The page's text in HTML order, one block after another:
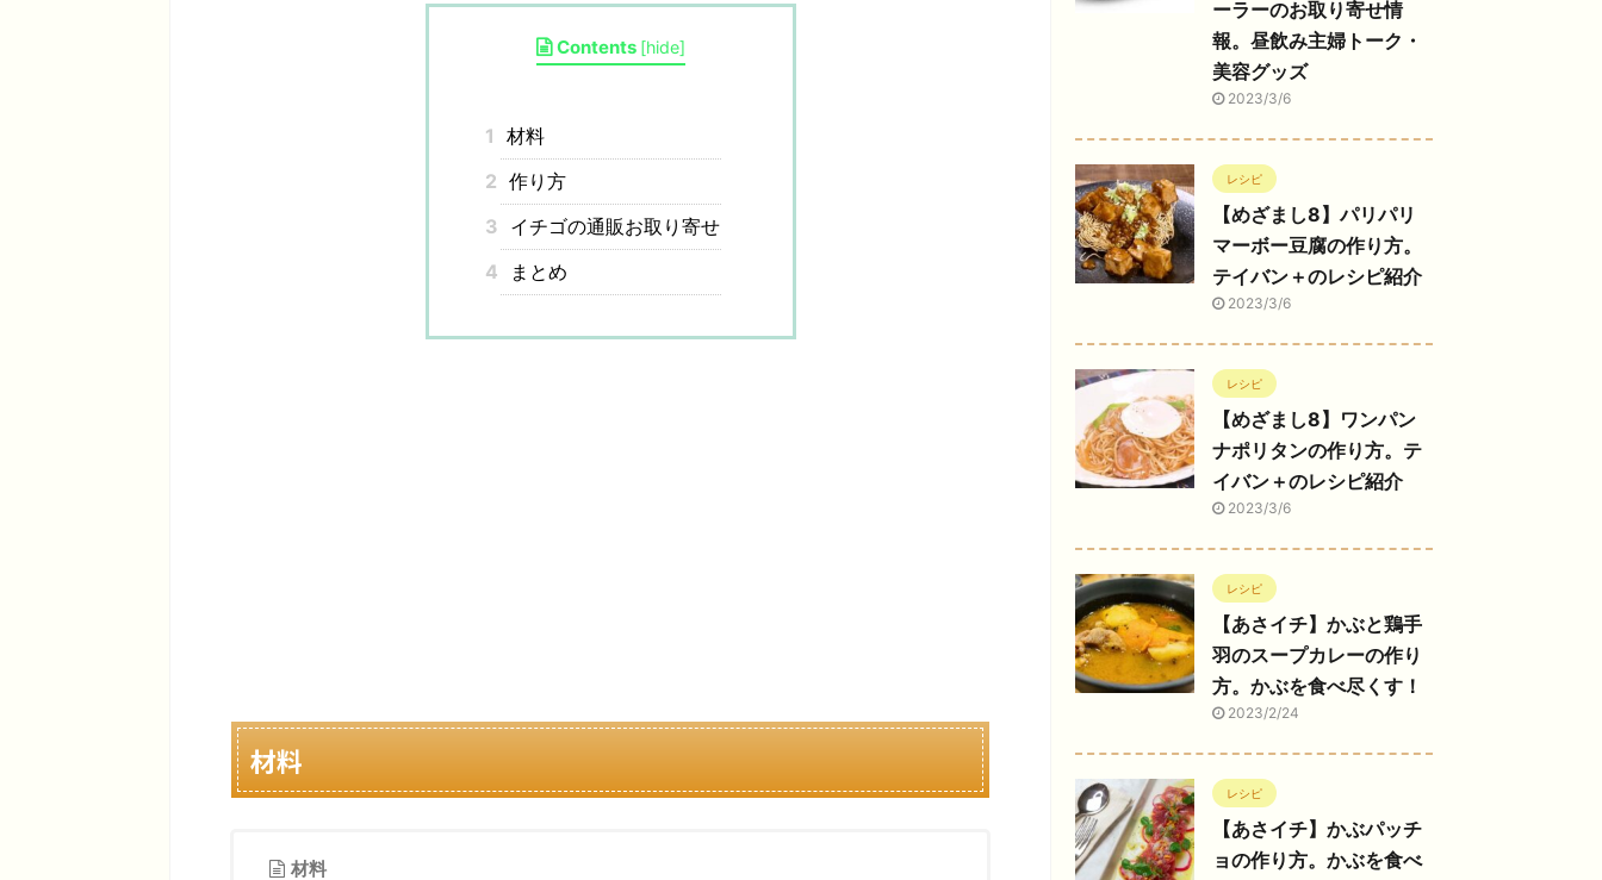
Contents [hide]
1 材料
2 作り方
3 イチゴの通販お取り寄せ
4
まとめ
材料
材料
ーラーのお取り寄せ情
報。昼飲み主婦トーク・
美容グッズ
2023/3/6
レシピ
【めざまし8】パリパリ
マーボー豆腐の作り方。
テイバン＋のレシピ紹介
2023/3/6
レシピ
【めざまし8】ワンパン
ナポリタンの作り方。テ
イバン＋のレシピ紹介
2023/3/6
レシピ
【あさイチ】かぶと鶏手
羽のスープカレーの作り
方。かぶを食べ尽くす！
2023/2/24
レシピ
【あさイチ】かぶパッチ
ョの作り方。かぶを食べ